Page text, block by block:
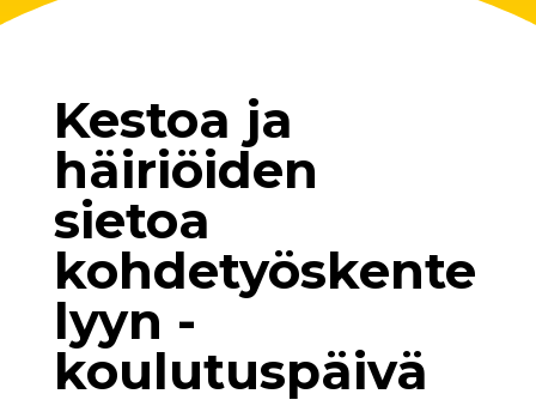
Kestoa ja
häiriöiden
sietoa
kohdetyöskente
lyyn -
koulutuspäivä